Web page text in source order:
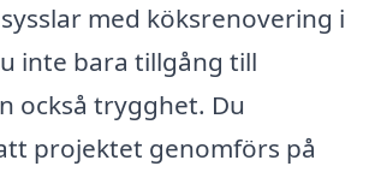
med köksrenovering i
inte bara tillgång till
också trygghet. Du
projektet genomförs på